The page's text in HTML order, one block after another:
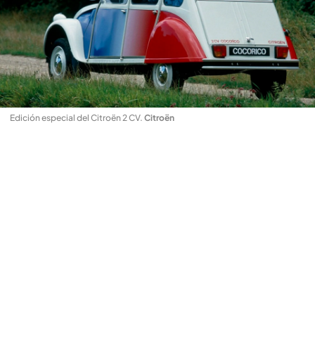
Edición especial del Citroën 2 CV. Citroën